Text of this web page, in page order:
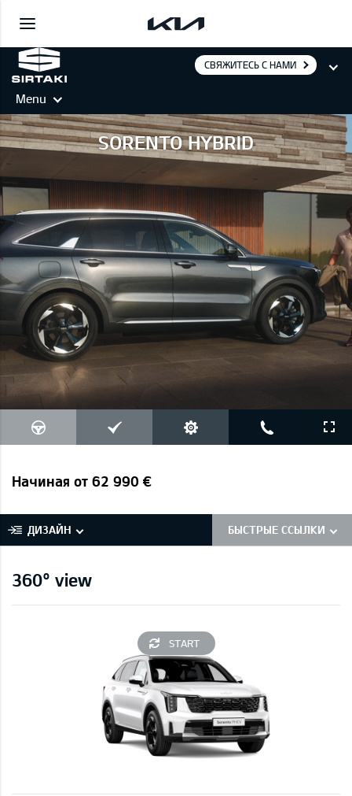
СВЯЖИТЕСЬ С НАМИ
Menu
SORENTO HYBRID
SORENTO HYBRID
Начиная от 62 990 €
ДИЗАЙН БЫСТРЫЕ ССЫЛКИ
360° view
START